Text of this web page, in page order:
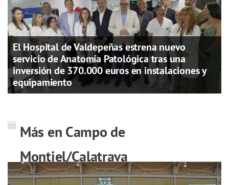
El Hospital de Valdepeñas estrena nuevo
servicio de Anatomía Patológica tras una
inversión de 370.000 euros en instalaciones y
equipamiento
Más en Campo de
Montiel/Calatrava